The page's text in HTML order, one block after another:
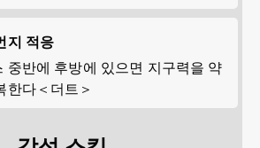
지 적응
중반에 후방에 있으면 지구력을 약
한다＜더트＞